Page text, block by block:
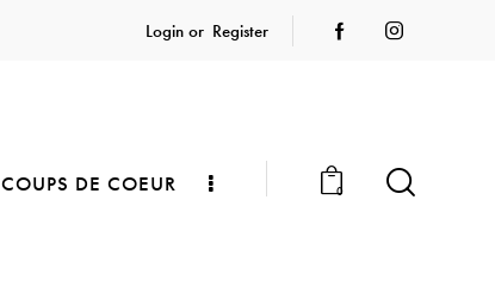
Login or Register
COUPS DE COEUR 0